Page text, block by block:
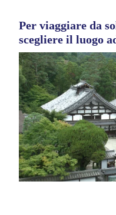
Per viaggiare da
scegliere il luogo